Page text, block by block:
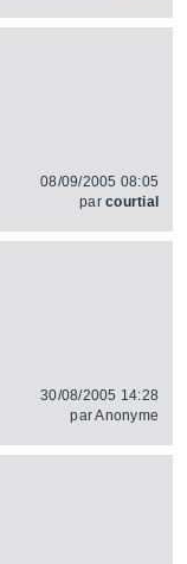
08/09/2005 08:05
parcourtial
30/08/2005 14:28
parAnonyme